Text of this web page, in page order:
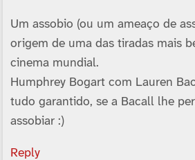
Um assobio (ou um ameaço de
origem de uma das tiradas mais
cinema mundial.
Humphrey Bogart com Lauren
tudo garantido, se a Bacall lhe
assobiar :)
Reply